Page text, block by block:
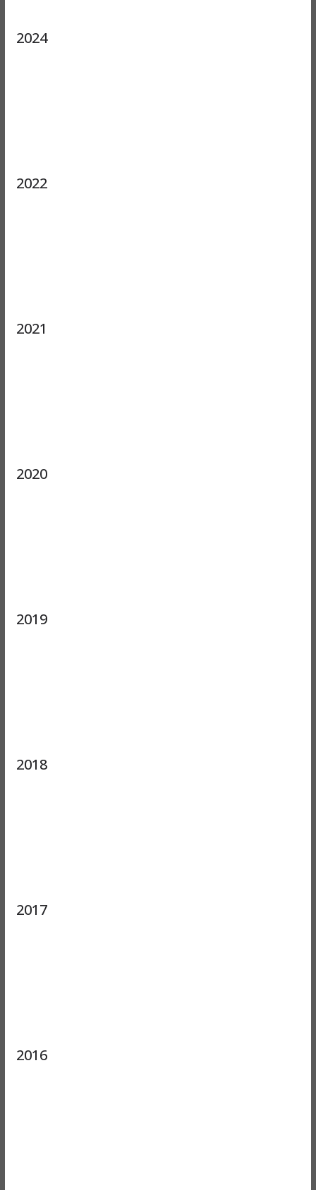
2024
2022
2021
2020
2019
2018
2017
2016